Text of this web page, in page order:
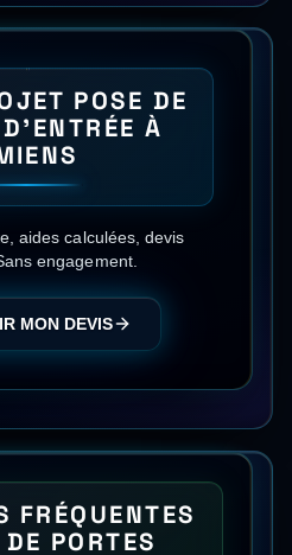
POSE DE
À
aides calculées, devis
engagement.
MON DEVIS
FRÉQUENTES
PORTES